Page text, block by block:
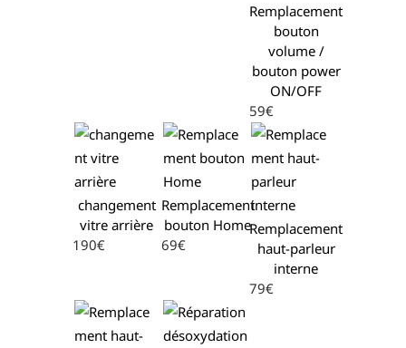
Remplacement
bouton
volume /
bouton power
ON/OFF
59€
changement
vitre arrière
190€
Remplacement
bouton Home
69€
Remplacement
haut-parleur
interne
79€